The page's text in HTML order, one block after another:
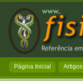
Página Inicial Artigos